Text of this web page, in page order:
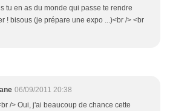
tu en as du monde qui passe te rendre
! bisous (je prépare une expo ...)<br /> <br
06/09/2011 20:38
/> Oui, j'ai beaucoup de chance cette